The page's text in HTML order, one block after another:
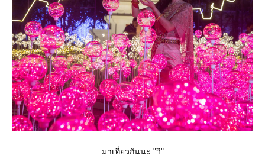
มาเที่ยวกันนะ "วิ"